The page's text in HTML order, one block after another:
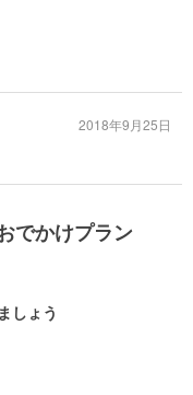
2018年9月25日
でかけプラン
しょう